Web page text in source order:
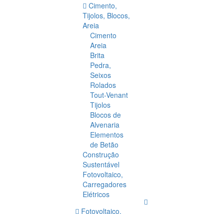
Cimento,
Tijolos, Blocos,
Areia
Cimento
Areia
Brita
Pedra,
Seixos
Rolados
Tout-Venant
Tijolos
Blocos de
Alvenaria
Elementos
de Betão
Construção
Sustentável
Fotovoltaico,
Carregadores
Elétricos
Fotovoltaico,